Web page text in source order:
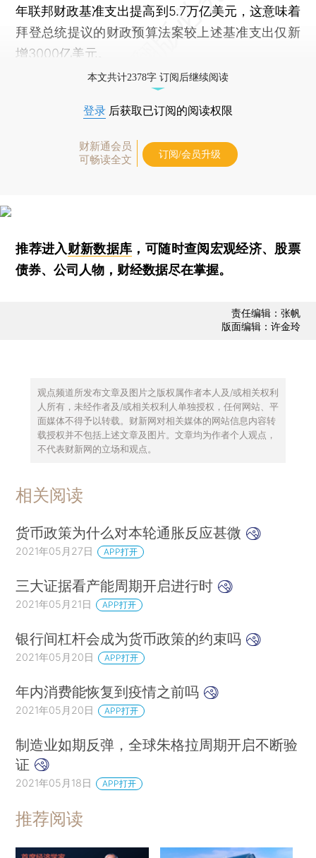
年联邦财政基准支出提高到5.7万亿美元，这意味着
拜登总统提议的财政预算法案较上述基准支出仅新
增3000亿美元。
本文共计2378字 订阅后继续阅读
登录 后获取已订阅的阅读权限
财新通会员
可畅读全文
订阅/会员升级
推荐进入财新数据库 ，可随时查阅宏观经济、股票
债券、公司人物，财经数据尽在掌握。
责任编辑：张帆
版面编辑：许金玲
观点频道所发布文章及图片之版权属作者本人及/或相关权利
人所有，未经作者及/或相关权利人单独授权，任何网站、平
面媒体不得予以转载。财新网对相关媒体的网站信息内容转
载授权并不包括上述文章及图片。文章均为作者个人观点，
不代表财新网的立场和观点。
相关阅读
货币政策为什么对本轮通胀反应甚微
2021年05月27日 APP打开
三大证据看产能周期开启进行时
2021年05月21日 APP打开
银行间杠杆会成为货币政策的约束吗
2021年05月20日 APP打开
年内消费能恢复到疫情之前吗
2021年05月20日 APP打开
制造业如期反弹，全球朱格拉周期开启不断验
证
2021年05月18日 APP打开
推荐阅读